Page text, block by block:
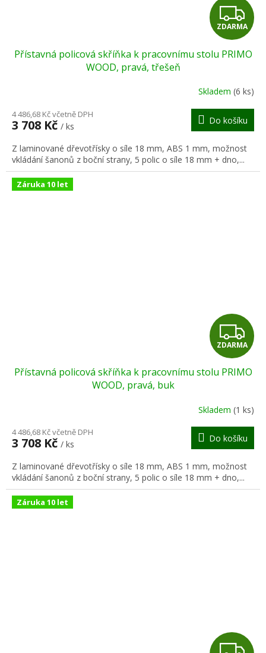
Z
D
A
R
M
A
ZDARMA
Přístavná policová skříňka k pracovnímu stolu PRIMO
WOOD, pravá, třešeň
Skladem (6 ks)
4 486,68 Kč včetně DPH
3 708 Kč / ks
Do košíku
Z laminované dřevotřísky o síle 18 mm, ABS 1 mm, možnost
vkládání šanonů z boční strany, 5 polic o síle 18 mm + dno,...
Záruka 10 let
Z
D
A
R
M
A
ZDARMA
Přístavná policová skříňka k pracovnímu stolu PRIMO
WOOD, pravá, buk
Skladem (1 ks)
4 486,68 Kč včetně DPH
3 708 Kč / ks
Do košíku
Z laminované dřevotřísky o síle 18 mm, ABS 1 mm, možnost
vkládání šanonů z boční strany, 5 polic o síle 18 mm + dno,...
Záruka 10 let